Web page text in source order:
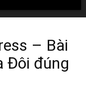
– Bài
Đôi đúng